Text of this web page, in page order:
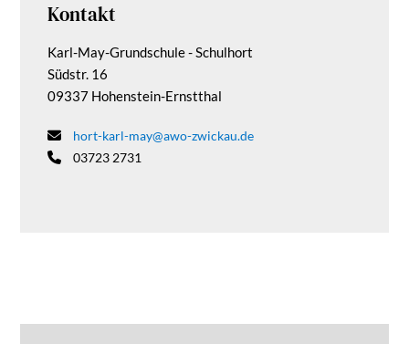
Kontakt
Karl-May-Grundschule - Schulhort
Südstr. 16
09337 Hohenstein-Ernstthal
hort-karl-may@awo-zwickau.de
03723 2731